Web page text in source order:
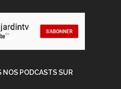
NOS PODCASTS SUR